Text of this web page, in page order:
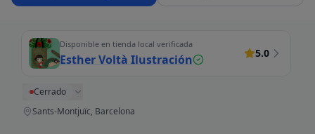
Disponible en tienda local verificada
Esther Voltà Ilustración 5.0
Cerrado
Sants-Montjuïc, Barcelona